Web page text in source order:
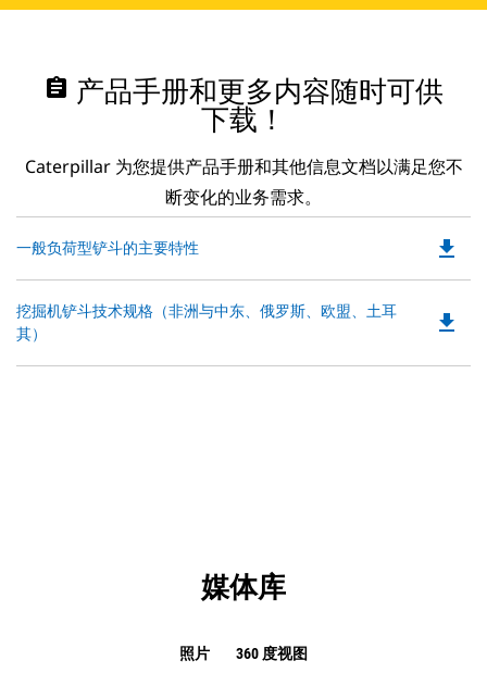
assignment 产品手册和更多内容随时可供
下载！
Caterpillar 为您提供产品手册和其他信息文档以满足您不
断变化的业务需求。
一般负荷型铲斗的主要特性 file_download
挖掘机铲斗技术规格（非洲与中东、俄罗斯、欧盟、土耳
其）
file_download
媒体库
照片 360 度视图